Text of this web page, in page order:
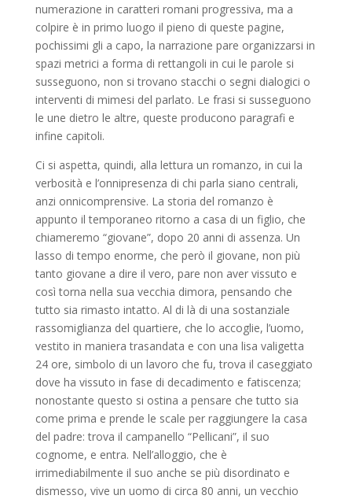
numerazione in caratteri romani progressiva, ma a
colpire è in primo luogo il pieno di queste pagine,
pochissimi gli a capo, la narrazione pare organizzarsi in
spazi metrici a forma di rettangoli in cui le parole si
susseguono, non si trovano stacchi o segni dialogici o
interventi di mimesi del parlato. Le frasi si susseguono
le une dietro le altre, queste producono paragrafi e
infine capitoli.
Ci si aspetta, quindi, alla lettura un romanzo, in cui la
verbosità e l’onnipresenza di chi parla siano centrali,
anzi onnicomprensive. La storia del romanzo è
appunto il temporaneo ritorno a casa di un figlio, che
chiameremo “giovane”, dopo 20 anni di assenza. Un
lasso di tempo enorme, che però il giovane, non più
tanto giovane a dire il vero, pare non aver vissuto e
così torna nella sua vecchia dimora, pensando che
tutto sia rimasto intatto. Al di là di una sostanziale
rassomiglianza del quartiere, che lo accoglie, l’uomo,
vestito in maniera trasandata e con una lisa valigetta
24 ore, simbolo di un lavoro che fu, trova il caseggiato
dove ha vissuto in fase di decadimento e fatiscenza;
nonostante questo si ostina a pensare che tutto sia
come prima e prende le scale per raggiungere la casa
del padre: trova il campanello “Pellicani”, il suo
cognome, e entra. Nell’alloggio, che è
irrimediabilmente il suo anche se più disordinato e
dismesso, vive un uomo di circa 80 anni, un vecchio